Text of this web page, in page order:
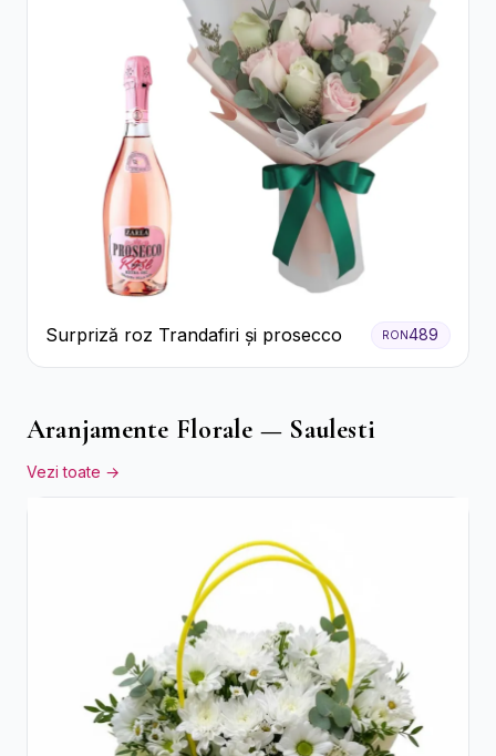
Surpriză roz Trandafiri și prosecco RON489
Aranjamente Florale — Saulesti
Vezi toate →